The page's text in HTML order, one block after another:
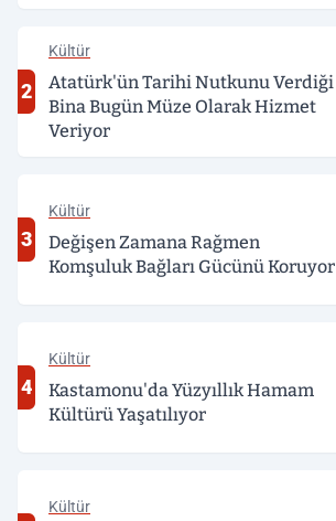
2
Kültür
Atatürk'ün Tarihi Nutkunu Verdiği
Bina Bugün Müze Olarak Hizmet
Veriyor
3
Kültür
Değişen Zamana Rağmen
Komşuluk Bağları Gücünü Koruyor
4
Kültür
Kastamonu'da Yüzyıllık Hamam
Kültürü Yaşatılıyor
Kültür